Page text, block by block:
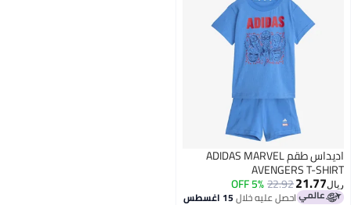
اديداس طقم ADIDAS MARVEL
AVENGERS T-SHIRT
ريال21.77
22.92
5% OFF
احصل عليه خلال15 اغسطس